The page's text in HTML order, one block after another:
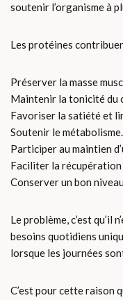
soutenir l’organisme à
Les protéines
Préserver la masse
Maintenir la tonicité du
Favoriser la satiété et
Soutenir le métabolisme.
Participer au maintien
Faciliter la
Conserver un bon
Le problème, c’est qu’il
besoins quotidiens
lorsque les journées
C’est pour cette raison